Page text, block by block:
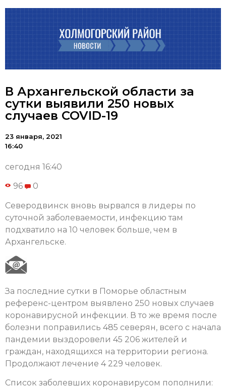
В Архангельской области за
сутки выявили 250 новых
случаев COVID-19
23 января, 2021
16:40
сегодня 16:40
96 0
Северодвинск вновь вырвался в лидеры по
суточной заболеваемости, инфекцию там
подхватило на 10 человек больше, чем в
Архангельске.
За последние сутки в Поморье областным
референс-центром выявлено 250 новых случаев
коронавирусной инфекции. В то же время после
болезни поправились 485 северян, всего с начала
пандемии выздоровели 45 206 жителей и
граждан, находящихся на территории региона.
Продолжают лечение 4 229 человек.
Список заболевших коронавирусом пополнили: